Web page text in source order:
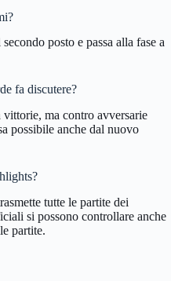
posto e passa alla fase a
fa discutere?
vittorie, ma contro avversarie
possibile anche dal nuovo
tutte le partite dei
si possono controllare anche
partite.